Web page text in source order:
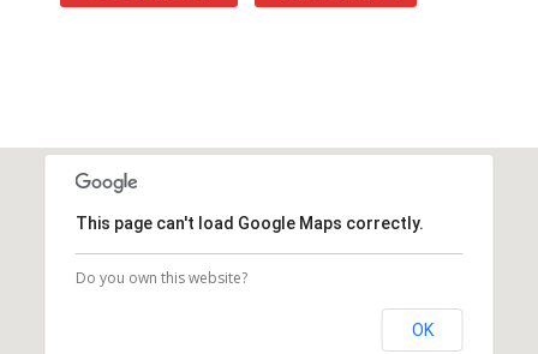
This page can't load Google Maps correctly.
Do you own this website?
OK